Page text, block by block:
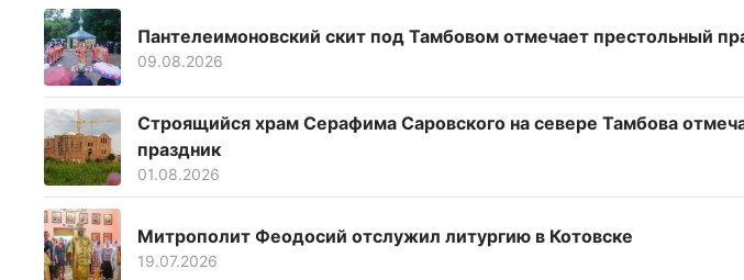
Пантелеимоновский скит под Тамбовом отмечает престольный
09.08.2026
Строящийся храм Серафима Саровского на севере Тамбова
праздник
01.08.2026
Митрополит Феодосий отслужил литургию в Котовске
19.07.2026